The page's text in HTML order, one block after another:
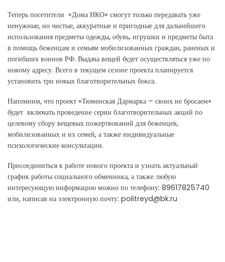
Теперь посетители «Дома НКО» смогут только передавать уже
ненужные, но чистые, аккуратные и пригодные для дальнейшего
использования предметы одежды, обувь, игрушки и предметы быта
в помощь беженцам и семьям мобилизованных граждан, раненых и
погибших воинов РФ. Выдача вещей будет осуществляться уже по
новому адресу. Всего в текущем сезоне проекта планируется
установить три новых благотворительных бокса.
Напомним, что проект «Тюменская Дармарка – своих не бросаем»
будет включать проведение серии благотворительных акций по
целевому сбору вещевых пожертвований для беженцев,
мобилизованных и их семей, а также индивидуальные
психологические консультации.
Присоединиться к работе нового проекта и узнать актуальный
график работы социального обменника, а также любую
интересующую информацию можно по телефону: 89617825740
или, написав на электронную почту: politreyd@bk.ru